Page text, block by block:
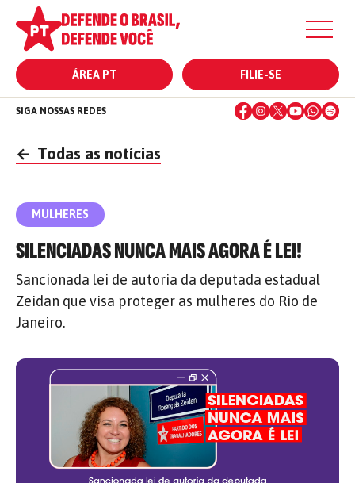
ÁREA PT FILIE-SE
SIGA NOSSAS REDES
← Todas as notícias
MULHERES
SILENCIADAS NUNCA MAIS AGORA É LEI!
Sancionada lei de autoria da deputada estadual
Zeidan que visa proteger as mulheres do Rio de
Janeiro.